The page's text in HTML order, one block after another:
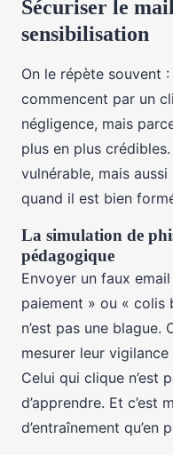
Sécuriser le
sensibilisation
On le répète souvent
commencent par un
négligence, mais
plus en plus
vulnérable, mais
quand il est bien
La simulation de
pédagogique
Envoyer un faux
paiement » ou « colis
n’est pas une blague.
mesurer leur
Celui qui clique n’est
d’apprendre. Et c’est
d’entraînement qu’en